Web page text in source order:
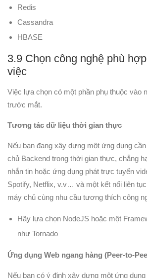
Redis
Cassandra
HBASE
3.9 Chọn công nghệ phù
việc
Việc lựa chọn có một phần phụ thuộc vào
trước mắt.
Tương tác dữ liệu thời gian thực
Nếu bạn đang xây dựng một ứng dụng
chủ Backend trong thời gian thực, chẳng
nhắn tin hoặc ứng dụng phát trực tuyến
Spotify, Netflix, v.v… và một kết nối liên
máy chủ cùng nhu cầu tương thích công
Hãy lựa chọn NodeJS hoặc một
như Tornado
Ứng dụng Web ngang hàng (Peer-to-
Nếu bạn có ý định xây dựng một ứng dụng